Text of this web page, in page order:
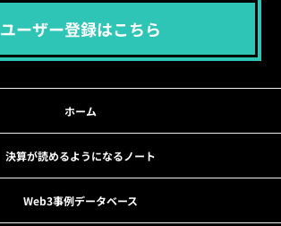
ユーザー登録はこちら
ホーム
決算が読めるようになるノート
Web3事例データベース